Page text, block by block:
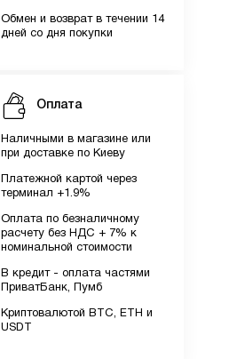
Обмен и возврат в течении 14
дней со дня покупки
Оплата
Наличными в магазине или
при доставке по Киеву
Платежной картой через
терминал +1.9%
Оплата по безналичному
расчету без НДС + 7% к
номинальной стоимости
В кредит - оплата частями
ПриватБанк, Пумб
Криптовалютой BTC, ETH и
USDT